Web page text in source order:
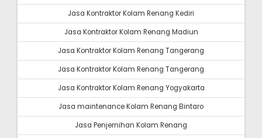
Jasa Kontraktor Kolam Renang Kediri
Jasa Kontraktor Kolam Renang Madiun
Jasa Kontraktor Kolam Renang Tangerang
Jasa Kontraktor Kolam Renang Tangerang
Jasa Kontraktor Kolam Renang Yogyakarta
Jasa maintenance Kolam Renang Bintaro
Jasa Penjernihan Kolam Renang